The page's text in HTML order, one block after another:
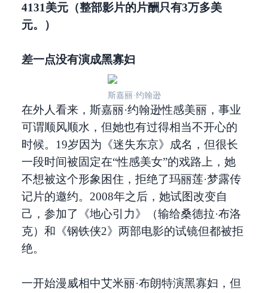
4131美元（整部影片的片酬只有3万多美
元。）
差一点没有演成黑寡妇
斯嘉丽·约翰逊
在外人看来，斯嘉丽·约翰逊性感美丽，事业
可谓顺风顺水，但她也有过得相当不开心的
时候。19岁因为《迷失东京》成名，但很长
一段时间被固定在“性感美女”的戏路上，她
不想被这个形象困住，拒绝了玛丽莲·梦露传
记片的邀约。2008年之后，她试图改变自
己，参加了《地心引力》（输给桑德拉·布洛
克）和《钢铁侠2》两部电影的试镜但都被拒
绝。
一开始漫威相中艾米丽·布朗特演黑寡妇，但